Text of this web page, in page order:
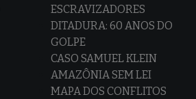
ESCRAVIZADORES
DITADURA: 60 ANOS DO
GOLPE
CASO SAMUEL KLEIN
AMAZÔNIA SEM LEI
MAPA DOS CONFLITOS